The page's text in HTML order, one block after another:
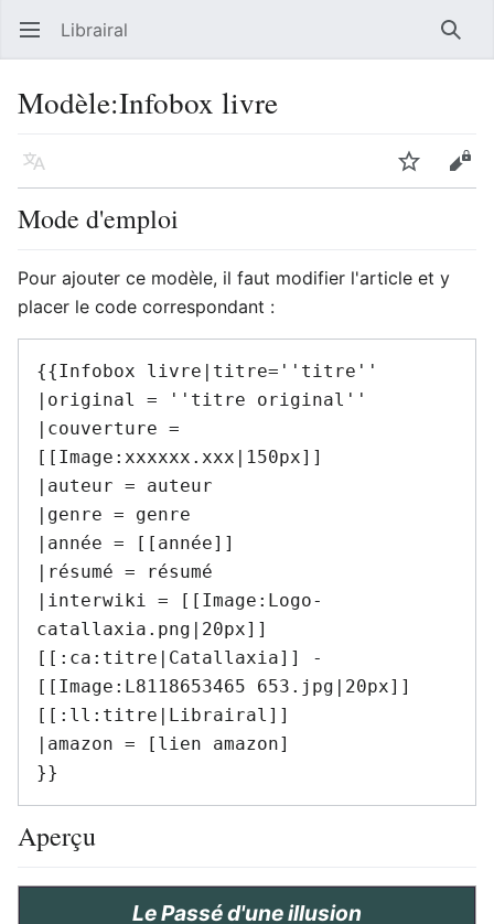
Ouvrir le menu principal Librairal
Modèle:Infobox livre
Langue Suivre
Mode d'emploi
Pour ajouter ce modèle, il faut modifier l'article et y
placer le code correspondant :
{{Infobox livre|titre=''titre''
|original = ''titre original''
|couverture =
[[Image:xxxxxx.xxx|150px]]
|auteur = auteur
|genre = genre
|année = [[année]]
|résumé = résumé
|interwiki = [[Image:Logo-
catallaxia.png|20px]]
[[:ca:titre|Catallaxia]] -
[[Image:L8118653465 653.jpg|20px]]
[[:ll:titre|Librairal]]
|amazon = [lien amazon]
Aperçu
Le Passé d'une illusion